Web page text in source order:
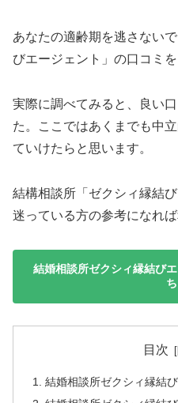
あなたの適齢期を逃さない
びエージェント」の口コミを
実際に調べてみると、良い
た。ここではあくまでも中
ていけたらと思います。
結構相談所「ゼクシィ縁結
迷っている方の参考になれば
結婚相談所ゼクシィ縁結び
目次
結婚相談所ゼクシィ縁結